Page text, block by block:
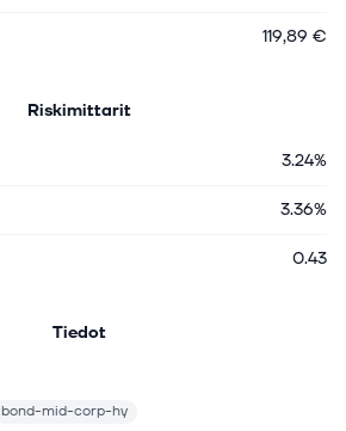
119,89 €
Riskimittarit
3.24%
3.36%
0.43
Tiedot
bond-mid-corp-hy